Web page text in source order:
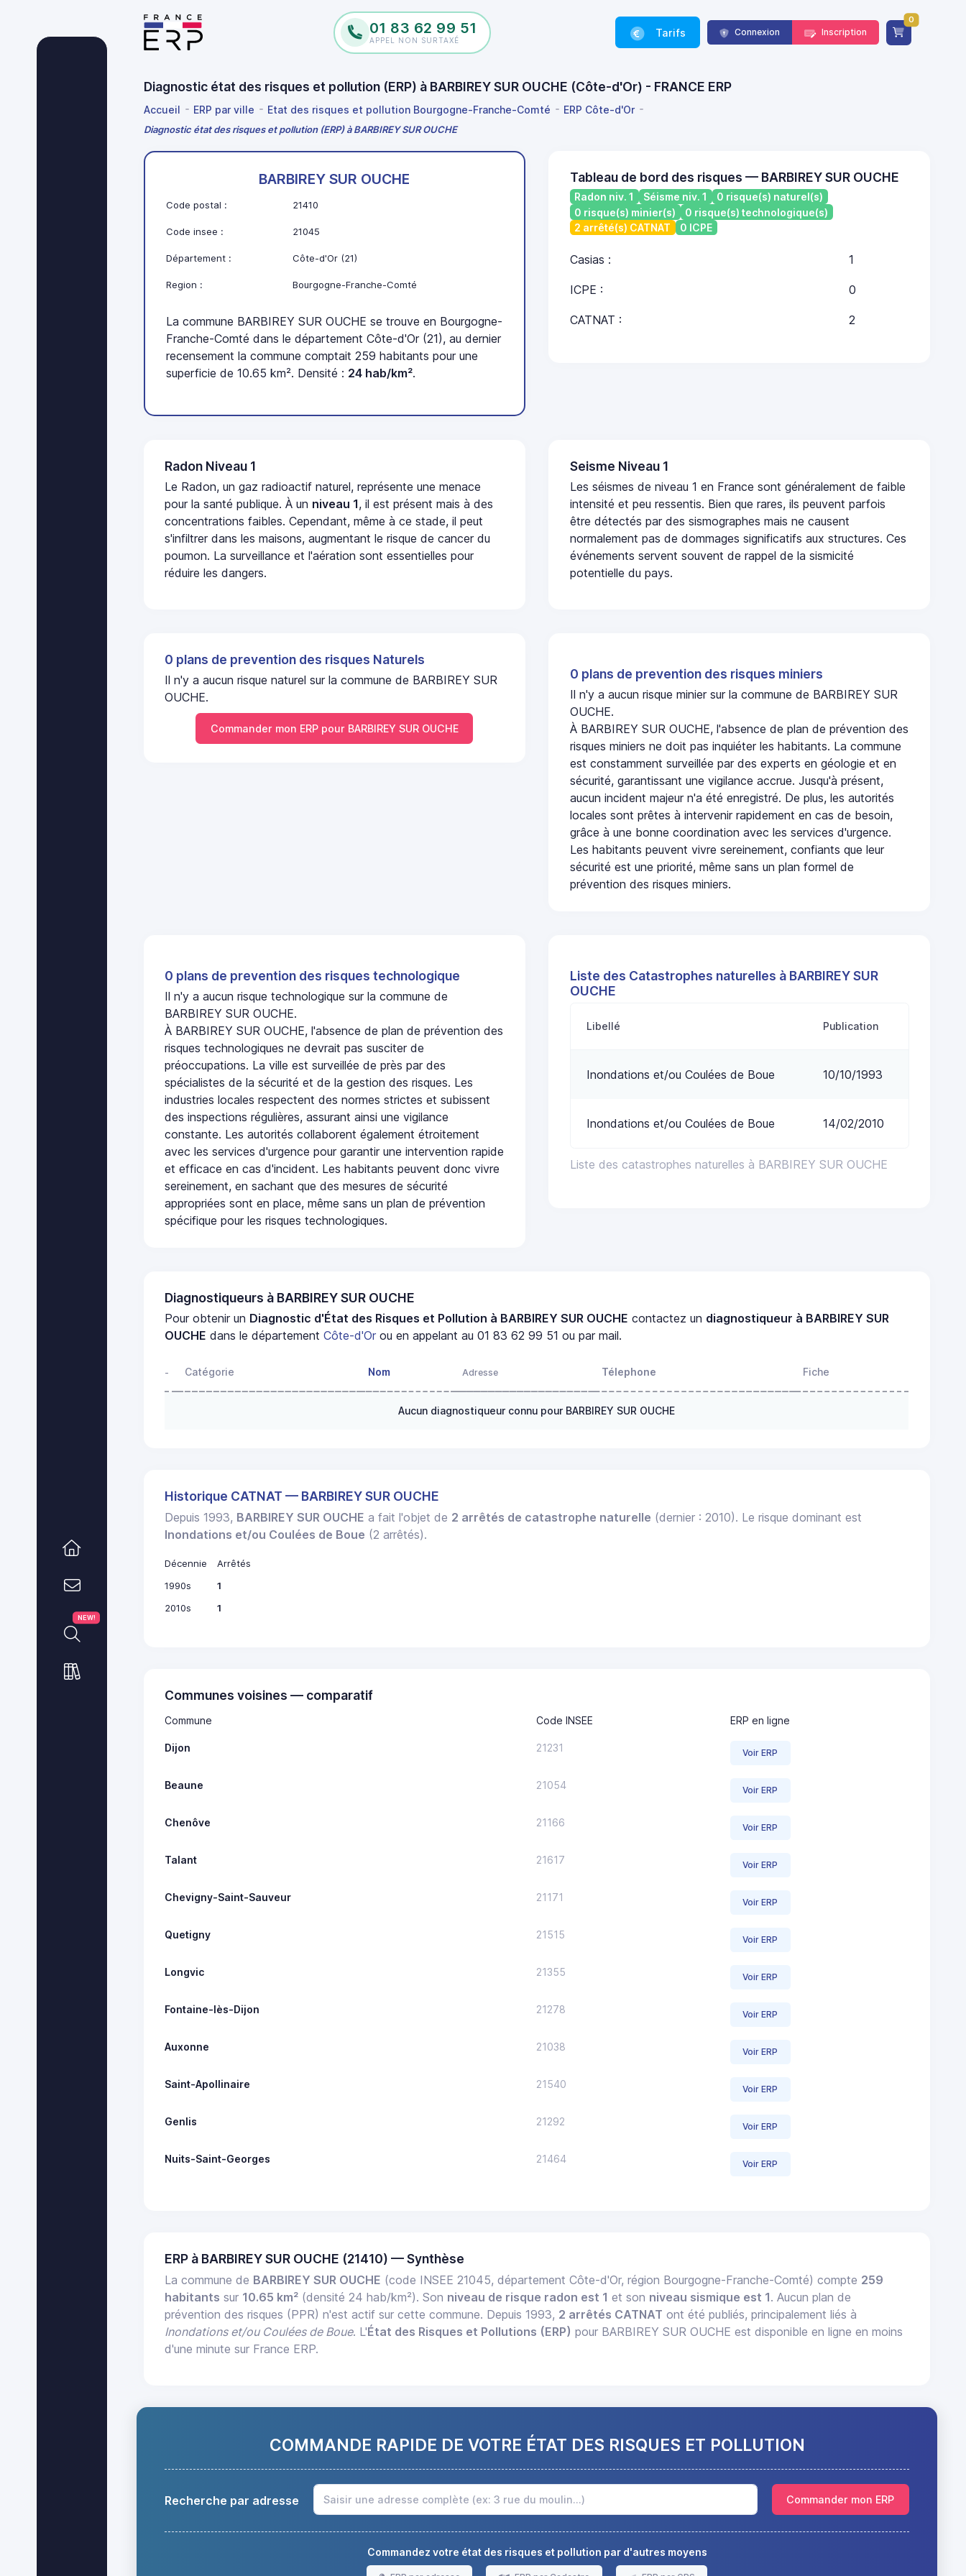
01 83 62 99 51
APPEL NON SURTAXÉ
Tarifs Connexion Inscription
0
Diagnostic état des risques et pollution (ERP) à BARBIREY SUR OUCHE (Côte-d'Or) - FRANCE ERP
Accueil ERP par ville Etat des risques et pollution Bourgogne-Franche-Comté ERP Côte-d'Or
Diagnostic état des risques et pollution (ERP) à BARBIREY SUR OUCHE
NEW!
BARBIREY SUR OUCHE
Code postal : 21410
Code insee : 21045
Département : Côte-d'Or (21)
Region : Bourgogne-Franche-Comté
La commune BARBIREY SUR OUCHE se trouve en Bourgogne-
Franche-Comté dans le département Côte-d'Or (21), au dernier
recensement la commune comptait 259 habitants pour une
superficie de 10.65 km². Densité : 24 hab/km².
Tableau de bord des risques — BARBIREY SUR OUCHE
Radon niv. 1 Séisme niv. 1
0 risque(s) naturel(s)
0 risque(s) minier(s)
0 risque(s) technologique(s)
2 arrêté(s) CATNAT
0 ICPE
Casias : 1
ICPE : 0
CATNAT : 2
Radon Niveau 1
Le Radon, un gaz radioactif naturel, représente une menace
pour la santé publique. À un niveau 1, il est présent mais à des
concentrations faibles. Cependant, même à ce stade, il peut
s'infiltrer dans les maisons, augmentant le risque de cancer du
poumon. La surveillance et l'aération sont essentielles pour
réduire les dangers.
Seisme Niveau 1
Les séismes de niveau 1 en France sont généralement de faible
intensité et peu ressentis. Bien que rares, ils peuvent parfois
être détectés par des sismographes mais ne causent
normalement pas de dommages significatifs aux structures. Ces
événements servent souvent de rappel de la sismicité
potentielle du pays.
0 plans de prevention des risques Naturels
Il n'y a aucun risque naturel sur la commune de BARBIREY SUR
OUCHE.
Commander mon ERP pour BARBIREY SUR OUCHE
0 plans de prevention des risques miniers
Il n'y a aucun risque minier sur la commune de BARBIREY SUR
OUCHE.
À BARBIREY SUR OUCHE, l'absence de plan de prévention des
risques miniers ne doit pas inquiéter les habitants. La commune
est constamment surveillée par des experts en géologie et en
sécurité, garantissant une vigilance accrue. Jusqu'à présent,
aucun incident majeur n'a été enregistré. De plus, les autorités
locales sont prêtes à intervenir rapidement en cas de besoin,
grâce à une bonne coordination avec les services d'urgence.
Les habitants peuvent vivre sereinement, confiants que leur
sécurité est une priorité, même sans un plan formel de
prévention des risques miniers.
0 plans de prevention des risques technologique
Il n'y a aucun risque technologique sur la commune de
BARBIREY SUR OUCHE.
À BARBIREY SUR OUCHE, l'absence de plan de prévention des
risques technologiques ne devrait pas susciter de
préoccupations. La ville est surveillée de près par des
spécialistes de la sécurité et de la gestion des risques. Les
industries locales respectent des normes strictes et subissent
des inspections régulières, assurant ainsi une vigilance
constante. Les autorités collaborent également étroitement
avec les services d'urgence pour garantir une intervention rapide
et efficace en cas d'incident. Les habitants peuvent donc vivre
sereinement, en sachant que des mesures de sécurité
appropriées sont en place, même sans un plan de prévention
spécifique pour les risques technologiques.
Liste des Catastrophes naturelles à BARBIREY SUR
OUCHE
Liste des catastrophes naturelles à BARBIREY SUR OUCHE
Libellé Publication
Inondations et/ou Coulées de Boue 10/10/1993
Inondations et/ou Coulées de Boue 14/02/2010
Diagnostiqueurs à BARBIREY SUR OUCHE
Pour obtenir un Diagnostic d'État des Risques et Pollution à BARBIREY SUR OUCHE contactez un diagnostiqueur à BARBIREY SUR
OUCHE dans le départementCôte-d'Or ou en appelant au 01 83 62 99 51 ou par mail.
- Catégorie Nom Adresse Télephone Fiche
Aucun diagnostiqueur connu pour BARBIREY SUR OUCHE
Historique CATNAT — BARBIREY SUR OUCHE
Depuis 1993, BARBIREY SUR OUCHE a fait l'objet de 2 arrêtés de catastrophe naturelle (dernier : 2010). Le risque dominant est
Inondations et/ou Coulées de Boue (2 arrêtés).
Décennie
Arrêtés
1990s
1
2010s
1
Communes voisines — comparatif
Commune Code INSEE ERP en ligne
Dijon 21231 Voir ERP
Beaune 21054 Voir ERP
Chenôve 21166 Voir ERP
Talant 21617 Voir ERP
Chevigny-Saint-Sauveur 21171 Voir ERP
Quetigny 21515 Voir ERP
Longvic 21355 Voir ERP
Fontaine-lès-Dijon 21278 Voir ERP
Auxonne 21038 Voir ERP
Saint-Apollinaire 21540 Voir ERP
Genlis 21292 Voir ERP
Nuits-Saint-Georges 21464 Voir ERP
ERP à BARBIREY SUR OUCHE (21410) — Synthèse
La commune de BARBIREY SUR OUCHE (code INSEE 21045, département Côte-d'Or, région Bourgogne-Franche-Comté) compte 259
habitants sur 10.65 km² (densité 24 hab/km²). Son niveau de risque radon est 1 et son niveau sismique est 1. Aucun plan de
prévention des risques (PPR) n'est actif sur cette commune. Depuis 1993, 2 arrêtés CATNAT ont été publiés, principalement liés à
Inondations et/ou Coulées de Boue. L'État des Risques et Pollutions (ERP) pour BARBIREY SUR OUCHE est disponible en ligne en moins
d'une minute sur France ERP.
COMMANDE RAPIDE DE VOTRE ÉTAT DES RISQUES ET POLLUTION
Recherche par adresse Commander mon ERP
Commandez votre état des risques et pollution par d'autres moyens